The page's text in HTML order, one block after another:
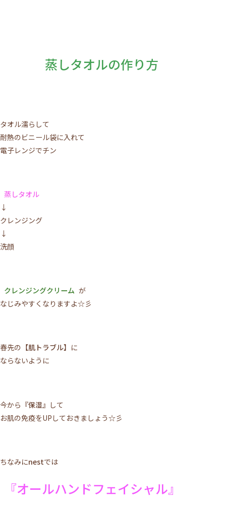
蒸しタオルの作り方
タオル濡らして
耐熱のビニール袋に入れて
電子レンジでチン
蒸しタオル
↓
クレンジング
↓
洗顔
クレンジングクリーム が
なじみやすくなりますよ☆彡
春先の 【肌トラブル】 に
ならないように
今から 『保湿』 して
お肌の免疫をUPしておきましょう☆彡
ちなみにnestでは
『オールハンドフェイシャル』